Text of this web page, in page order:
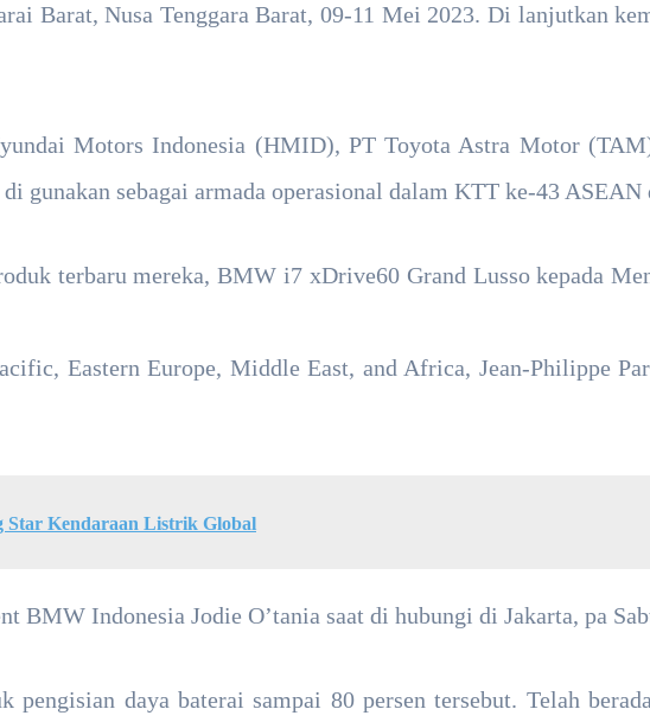
Barat, Nusa Tenggara Barat, 09-11 Mei 2023. Di lanjutkan
Motors Indonesia (HMID), PT Toyota Astra Motor
gunakan sebagai armada operasional dalam KTT ke-43 ASEAN
terbaru mereka, BMW i7 xDrive60 Grand Lusso kepada
Eastern Europe, Middle East, and Africa, Jean-Philippe
Star Kendaraan Listrik Global
Indonesia Jodie O’tania saat di hubungi di Jakarta, pa
daya baterai sampai 80 persen tersebut. Telah